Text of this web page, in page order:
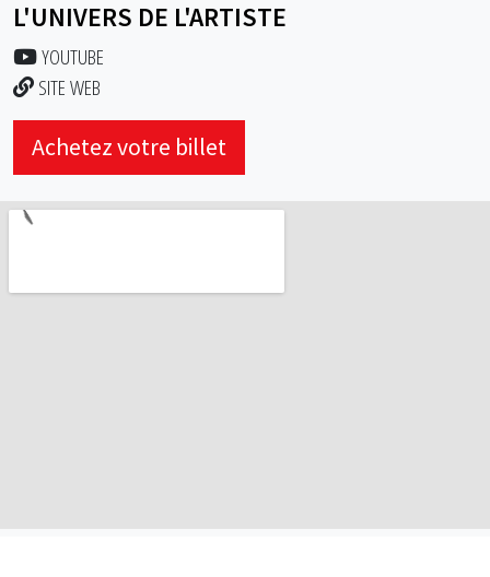
L'UNIVERS DE L'ARTISTE
YOUTUBE
SITE WEB
Achetez votre billet